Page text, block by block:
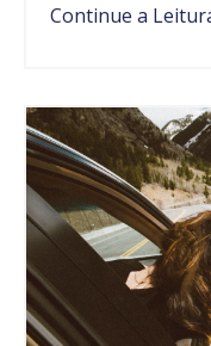
Continue a